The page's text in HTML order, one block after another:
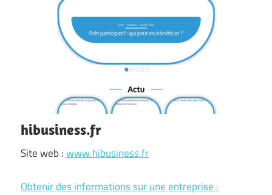
hibusiness.fr
Site web :www.hibusiness.fr
Obtenir des informations sur une entreprise :